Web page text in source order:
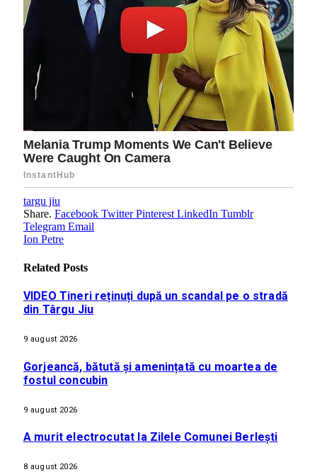
targu jiu
Share. Facebook Twitter Pinterest LinkedIn Tumblr
Telegram Email
Ion Petre
Related Posts
VIDEO Tineri reținuți după un scandal pe o stradă
din Târgu Jiu
9 august 2026
Gorjeancă, bătută și amenințată cu moartea de
fostul concubin
9 august 2026
A murit electrocutat la Zilele Comunei Berlești
8 august 2026